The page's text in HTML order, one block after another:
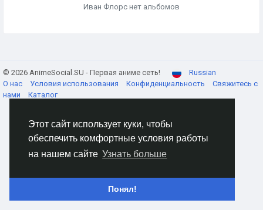
Этот сайт использует куки, чтобы
обеспечить комфортные условия работы
на нашем сайте Узнать больше
Понял!
Иван Флорс нет альбомов
© 2026 AnimeSocial.SU - Первая аниме сеть!
Russian
О нас
Условия использования Конфиденциальность
Свяжитесь с
нами
Каталог